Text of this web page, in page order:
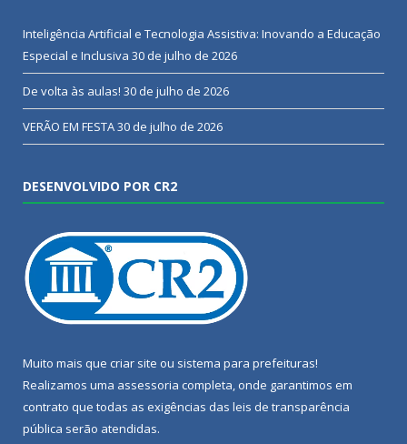
Inteligência Artificial e Tecnologia Assistiva: Inovando a Educação
Especial e Inclusiva 30 de julho de 2026
De volta às aulas! 30 de julho de 2026
VERÃO EM FESTA30 de julho de 2026
DESENVOLVIDO POR CR2
Muito mais que criar site ou sistema para prefeituras!
Realizamos uma assessoria completa, onde garantimos em
contrato que todas as exigências das leis de transparência
pública serão atendidas.